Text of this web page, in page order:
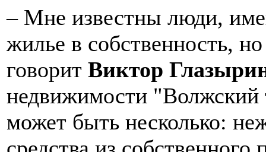
– Мне известны люди,
жилье в собственность,
говорит Виктор
недвижимости
может быть несколько: